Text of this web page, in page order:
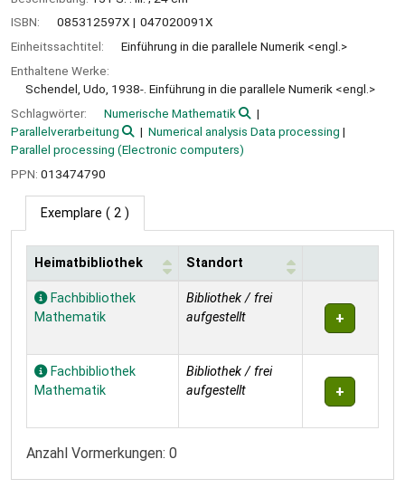
ISBN:
085312597X
047020091X
Einheitssachtitel:
Einführung in die parallele Numerik <engl.>
Enthaltene Werke:
Schendel, Udo, 1938-. Einführung in die parallele Numerik <engl.>
Schlagwörter:
Numerische Mathematik
Parallelverarbeitung
Numerical analysis Data processing
Parallel processing (Electronic computers)
PPN: 013474790
Exemplare ( 2 )
Exemplare
Heimatbibliothek Standort
Fachbibliothek
Mathematik
Bibliothek / frei
aufgestellt
Fachbibliothek
Mathematik
Bibliothek / frei
aufgestellt
Anzahl Vormerkungen: 0